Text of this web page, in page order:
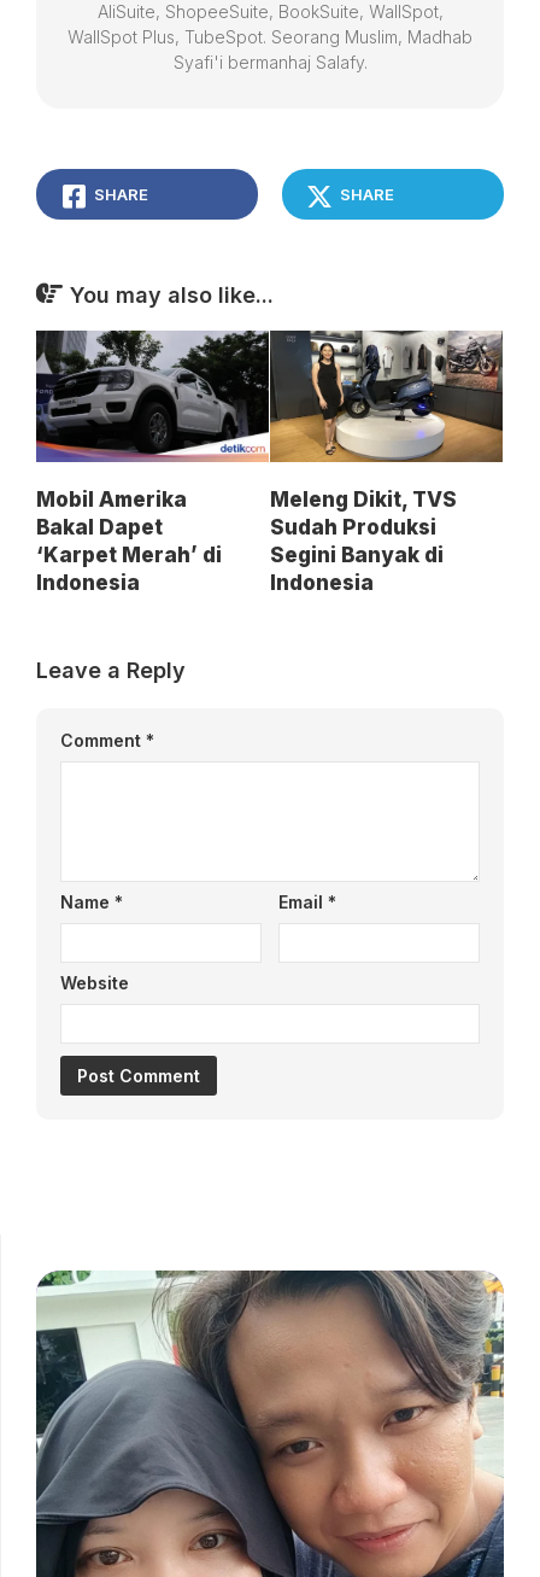
AliSuite, ShopeeSuite, BookSuite, WallSpot,
WallSpot Plus, TubeSpot. Seorang Muslim, Madhab
Syafi'i bermanhaj Salafy.
SHARE SHARE
You may also like...
Mobil Amerika
Bakal Dapet
‘Karpet Merah’ di
Indonesia
Meleng Dikit, TVS
Sudah Produksi
Segini Banyak di
Indonesia
Leave a Reply
Comment *
Name * Email *
Website